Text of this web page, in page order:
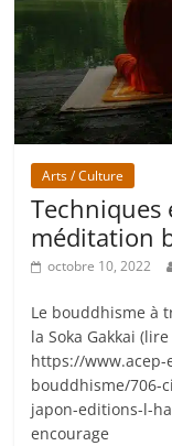
Arts / Culture
Techniques
méditation
octobre 10, 2022
Le bouddhisme à
la Soka Gakkai
https://
bouddhisme/706-
japon-editions-l-
encourage